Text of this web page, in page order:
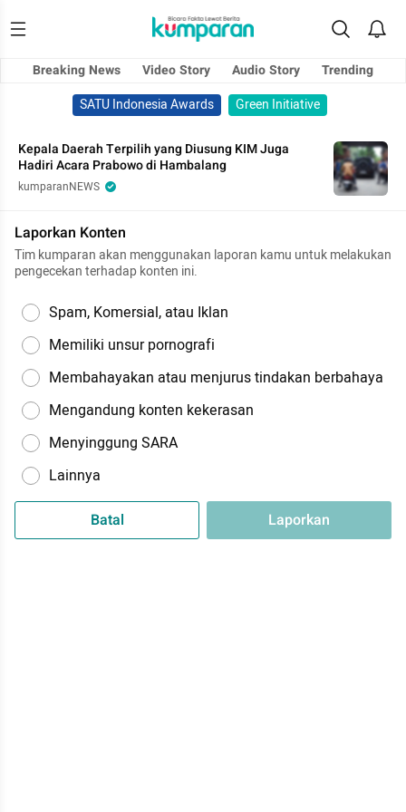
Breaking News Video Story Audio Story
Trending
SATU Indonesia Awards
Green Initiative
Kepala Daerah Terpilih yang Diusung KIM Juga
Hadiri Acara Prabowo di Hambalang
kumparanNEWS
Laporkan Konten
Tim kumparan akan menggunakan laporan kamu untuk melakukan
pengecekan terhadap konten ini.
Spam, Komersial, atau Iklan
Memiliki unsur pornografi
Membahayakan atau menjurus tindakan berbahaya
Mengandung konten kekerasan
Menyinggung SARA
Lainnya
Batal Laporkan